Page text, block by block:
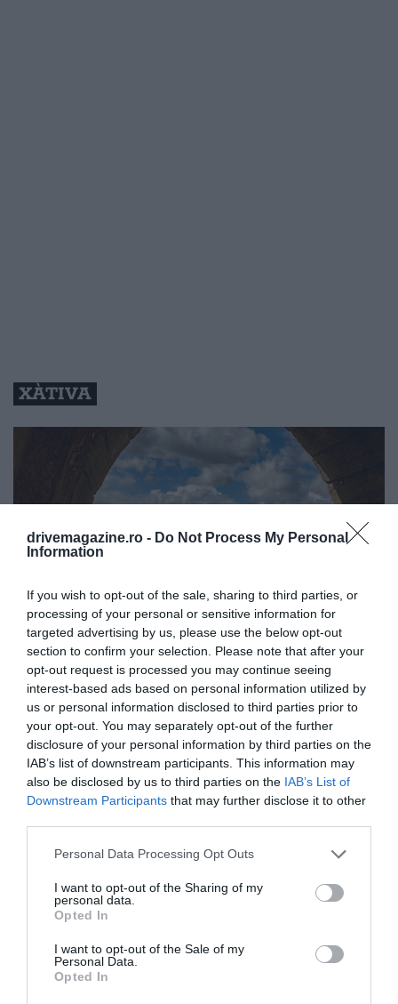
drivemagazine.ro - Do Not Process My Personal
Information
If you wish to opt-out of the sale, sharing to third parties, or
processing of your personal or sensitive information for
targeted advertising by us, please use the below opt-out
section to confirm your selection. Please note that after your
opt-out request is processed you may continue seeing
interest-based ads based on personal information utilized by
us or personal information disclosed to third parties prior to
your opt-out. You may separately opt-out of the further
disclosure of your personal information by third parties on the
IAB’s list of downstream participants. This information may
also be disclosed by us to third parties on the IAB’s List of
Downstream Participants that may further disclose it to other
Please note that this website/app uses one or more Google
not limited to your visit or usage behaviour. You may click to
grant or deny consent to Google and its third-party tags to
use your data for below specified purposes in below Google
consent section.
Personal Data Processing Opt Outs
I want to opt-out of the Sharing of my
personal data.
Opted In
I want to opt-out of the Sale of my
Personal Data.
Opted In
XÀTIVA
Foto:Shutterstock